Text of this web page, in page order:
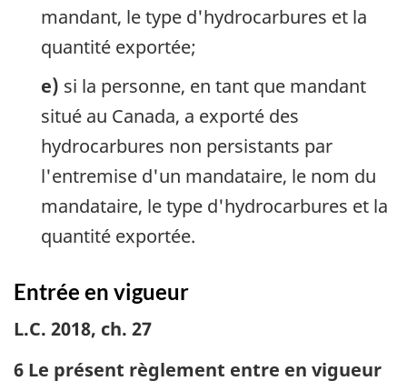
mandant, le type d'hydrocarbures et la
quantité exportée;
e) si la personne, en tant que mandant
situé au Canada, a exporté des
hydrocarbures non persistants par
l'entremise d'un mandataire, le nom du
mandataire, le type d'hydrocarbures et la
quantité exportée.
Entrée en vigueur
L.C. 2018, ch. 27
6 Le présent règlement entre en vigueur